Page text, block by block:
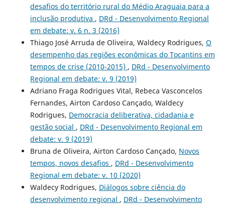
desafios do território rural do Médio Araguaia para a
inclusão produtiva , DRd - Desenvolvimento Regional
em debate: v. 6 n. 3 (2016)
Thiago José Arruda de Oliveira, Waldecy Rodrigues, O
desempenho das regiões econômicas do Tocantins em
tempos de crise (2010-2015) , DRd - Desenvolvimento
Regional em debate: v. 9 (2019)
Adriano Fraga Rodrigues Vital, Rebeca Vasconcelos
Fernandes, Airton Cardoso Cançado, Waldecy
Rodrigues, Democracia deliberativa, cidadania e
gestão social , DRd - Desenvolvimento Regional em
debate: v. 9 (2019)
Bruna de Oliveira, Airton Cardoso Cançado, Novos
tempos, novos desafios , DRd - Desenvolvimento
Regional em debate: v. 10 (2020)
Waldecy Rodrigues, Diálogos sobre ciência do
desenvolvimento regional , DRd - Desenvolvimento